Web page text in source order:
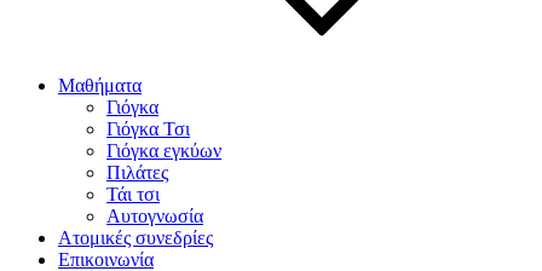
Μαθήματα
Γιόγκα
Γιόγκα Τσι
Γιόγκα εγκύων
Πιλάτες
Τάι τσι
Αυτογνωσία
Ατομικές συνεδρίες
Επικοινωνία